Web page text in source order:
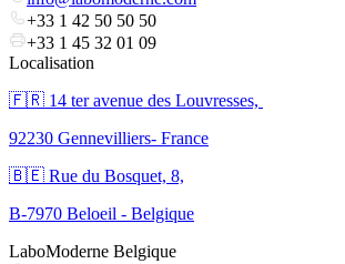
+33 1 42 50 50 50
+33 1 45 32 01 09
Localisation
🇫🇷 ​14 ter avenue des Louvresses,
92230 Gennevilliers- France
🇧🇪 Rue du Bosquet, 8,
B-7970 Beloeil - Belgique
LaboModerne Belgique